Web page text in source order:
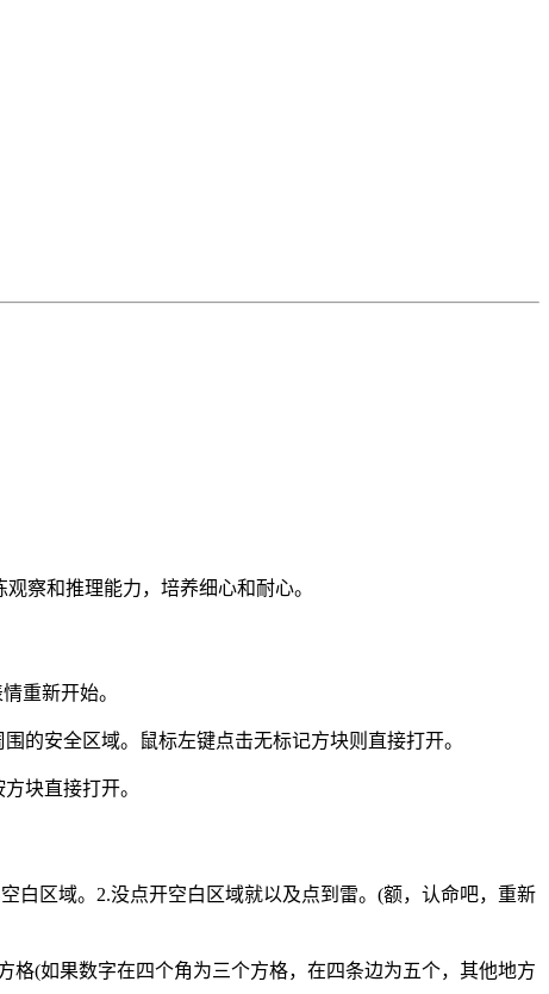
察和推理能力，培养细心和耐心。
重新开始。
的安全区域。鼠标左键点击无标记方块则直接打开。
块直接打开。
白区域。2.没点开空白区域就以及点到雷。(额，认命吧，重新
格(如果数字在四个角为三个方格，在四条边为五个，其他地方